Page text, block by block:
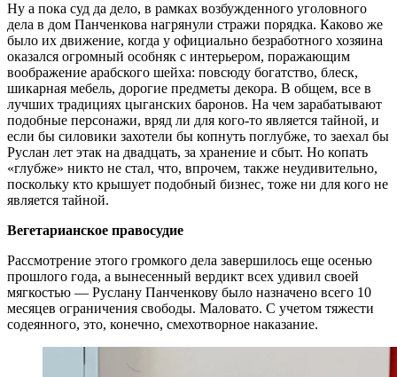
Ну а пока суд да дело, в рамках возбужденного уголовного
дела в дом Панченкова нагрянули стражи порядка. Каково же
было их движение, когда у официально безработного хозяина
оказался огромный особняк с интерьером, поражающим
воображение арабского шейха: повсюду богатство, блеск,
шикарная мебель, дорогие предметы декора. В общем, все в
лучших традициях цыганских баронов. На чем зарабатывают
подобные персонажи, вряд ли для кого-то является тайной, и
если бы силовики захотели бы копнуть поглубже, то заехал бы
Руслан лет этак на двадцать, за хранение и сбыт. Но копать
«глубже» никто не стал, что, впрочем, также неудивительно,
поскольку кто крышует подобный бизнес, тоже ни для кого не
является тайной.
Вегетарианское правосудие
Рассмотрение этого громкого дела завершилось еще осенью
прошлого года, а вынесенный вердикт всех удивил своей
мягкостью — Руслану Панченкову было назначено всего 10
месяцев ограничения свободы. Маловато. С учетом тяжести
содеянного, это, конечно, смехотворное наказание.